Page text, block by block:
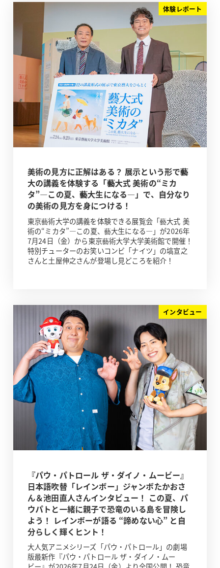
体験レポート
美術の見方に正解はある？ 展示という形で藝
大の講義を体験する「藝大式 美術の“ミカ
タ”―この夏、藝大生になる―」で、自分なり
の美術の見方を身につける！
東京藝術大学の講義を体験できる展覧会「藝大式 美
術の“ミカタ”―この夏、藝大生になる―」が2026年
7月24日（金）から東京藝術大学大学美術館で開催！
特別チューターのお笑いコンビ「ナイツ」の塙宣之
さんと土屋伸之さんが登場し見どころを紹介！
インタビュー
『パウ・パトロール ザ・ダイノ・ムービー』
日本語吹替「レインボー」ジャンボたかおさ
ん＆池田直人さんインタビュー！ この夏、パ
ウパトと一緒に親子で恐竜のいる島を冒険し
よう！ レインボーが語る “諦めない心” と自
分らしく輝くヒント！
大人気アニメシリーズ「パウ・パトロール」の劇場
版最新作『パウ・パトロール ザ・ダイノ・ムー